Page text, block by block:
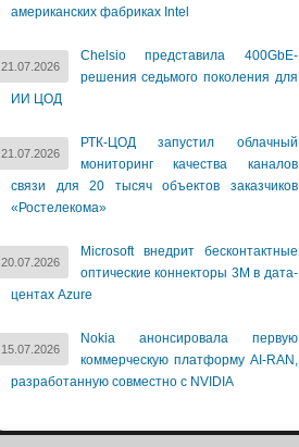
американских фабриках Intel
21.07.2026
Chelsio представила 400GbE-
решения седьмого поколения для
ИИ ЦОД
21.07.2026
РТК-ЦОД запустил облачный
мониторинг качества каналов
связи для 20 тысяч объектов заказчиков
«Ростелекома»
20.07.2026
Microsoft внедрит бесконтактные
оптические коннекторы 3M в дата-
центах Azure
15.07.2026
Nokia анонсировала первую
коммерческую платформу AI-RAN,
разработанную совместно с NVIDIA